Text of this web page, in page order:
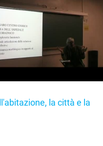
la città e la